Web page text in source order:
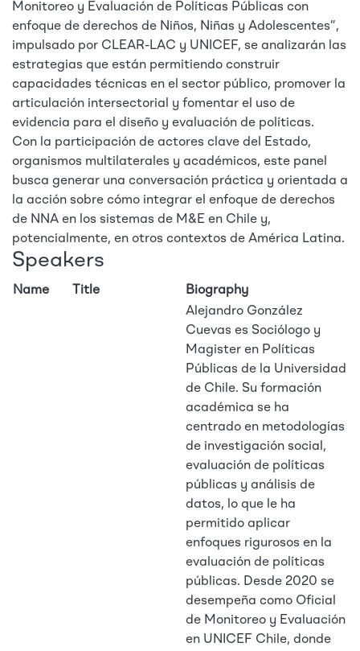
Monitoreo y Evaluación de Políticas Públicas con
enfoque de derechos de Niños, Niñas y Adolescentes”,
impulsado por CLEAR-LAC y UNICEF, se analizarán las
estrategias que están permitiendo construir
capacidades técnicas en el sector público, promover la
articulación intersectorial y fomentar el uso de
evidencia para el diseño y evaluación de políticas.
Con la participación de actores clave del Estado,
organismos multilaterales y académicos, este panel
busca generar una conversación práctica y orientada a
la acción sobre cómo integrar el enfoque de derechos
de NNA en los sistemas de M&E en Chile y,
potencialmente, en otros contextos de América Latina.
Speakers
Name Title Biography
Alejandro González
Cuevas es Sociólogo y
Magister en Políticas
Públicas de la Universidad
de Chile. Su formación
académica se ha
centrado en metodologías
de investigación social,
evaluación de políticas
públicas y análisis de
datos, lo que le ha
permitido aplicar
enfoques rigurosos en la
evaluación de políticas
públicas. Desde 2020 se
desempeña como Oficial
de Monitoreo y Evaluación
en UNICEF Chile, donde